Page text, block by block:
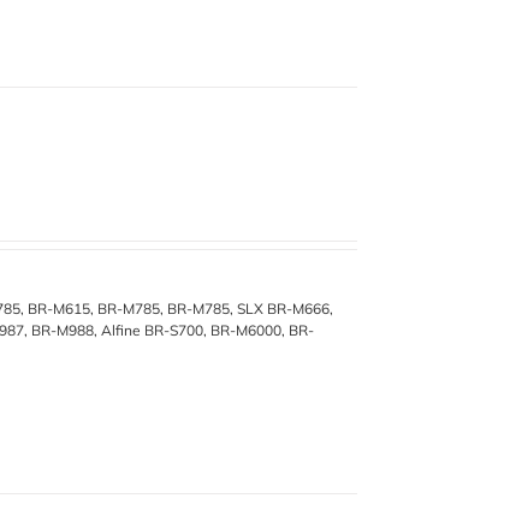
BR-M615, BR-M785, BR-M785, SLX BR-M666,
BR-M988, Alfine BR-S700, BR-M6000, BR-